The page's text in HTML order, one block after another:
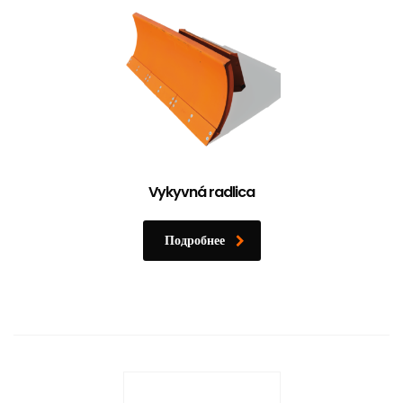
Vykyvná radlica
Подробнее